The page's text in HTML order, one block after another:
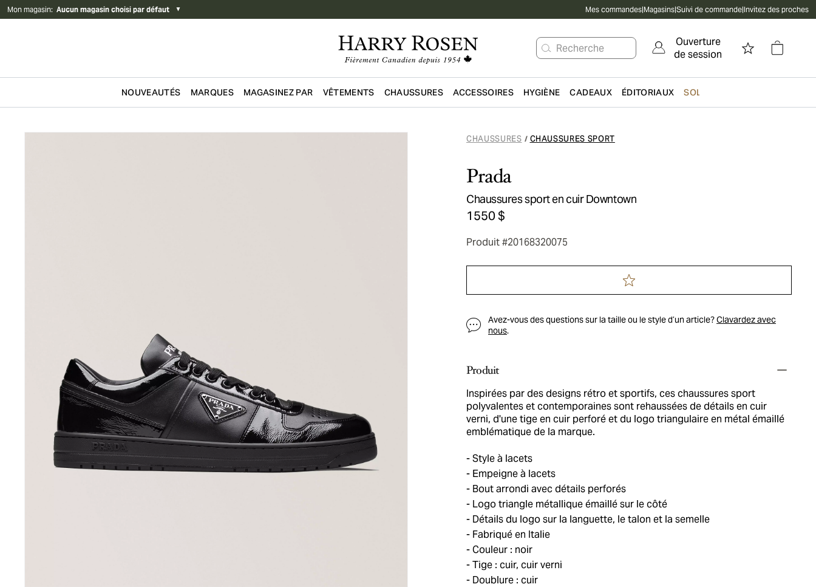
Mon magasin: Aucun magasin choisi par défaut ▼ Mes commandes|Magasins|Suivi de commande|Invitez des proches
Recherche
Ouverture
de session
Passer au contenu principal
NOUVEAUTÉS MARQUES MAGASINEZ PAR VÊTEMENTS CHAUSSURES ACCESSOIRES HYGIÈNE CADEAUX ÉDITORIAUX SOLDES
CHAUSSURES / CHAUSSURES SPORT
Prada
Chaussures sport en cuir Downtown
1550 $
Produit #20168320075
Avez-vous des questions sur la taille ou le style d’un article?Clavardez avec
nous.
Produit
Inspirées par des designs rétro et sportifs, ces chaussures sport
polyvalentes et contemporaines sont rehaussées de détails en cuir
verni, d'une tige en cuir perforé et du logo triangulaire en métal émaillé
emblématique de la marque.
Style à lacets
Empeigne à lacets
Bout arrondi avec détails perforés
Logo triangle métallique émaillé sur le côté
Détails du logo sur la languette, le talon et la semelle
Fabriqué en Italie
Couleur : noir
Tige : cuir, cuir verni
Doublure : cuir